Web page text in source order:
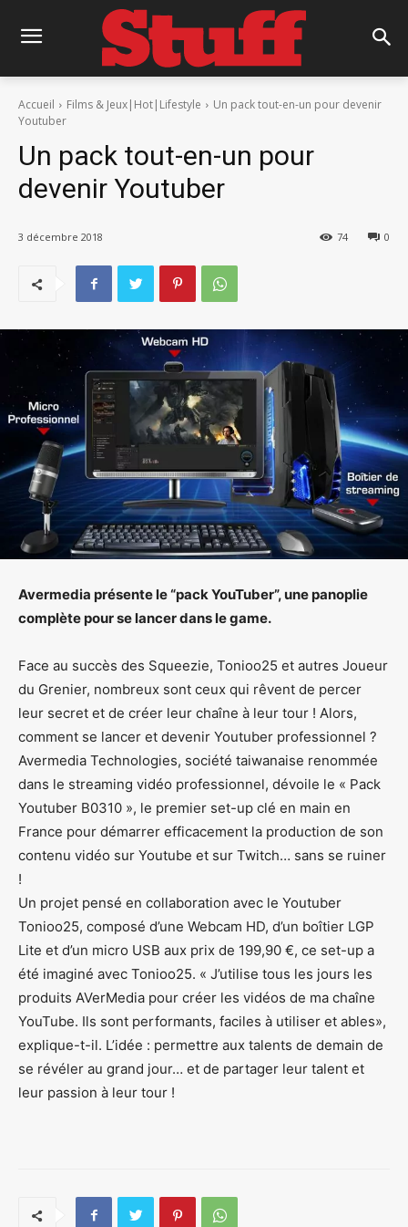
Accueil Films & Jeux|Hot|Lifestyle
Un pack tout-en-un pour devenir
Youtuber
Un pack tout-en-un pour
devenir Youtuber
3 décembre 2018 0
74
Avermedia présente le “pack YouTuber”, une panoplie
complète pour se lancer dans le game.
Face au succès des Squeezie, Tonioo25 et autres Joueur
du Grenier, nombreux sont ceux qui rêvent de percer
leur secret et de créer leur chaîne à leur tour ! Alors,
comment se lancer et devenir Youtuber professionnel ?
Avermedia Technologies, société taiwanaise renommée
dans le streaming vidéo professionnel, dévoile le « Pack
Youtuber B0310 », le premier set-up clé en main en
France pour démarrer efficacement la production de son
contenu vidéo sur Youtube et sur Twitch… sans se ruiner
!
Un projet pensé en collaboration avec le Youtuber
Tonioo25, composé d’une Webcam HD, d’un boîtier LGP
Lite et d’un micro USB aux prix de 199,90 €, ce set-up a
été imaginé avec Tonioo25. « J’utilise tous les jours les
produits AVerMedia pour créer les vidéos de ma chaîne
YouTube. Ils sont performants, faciles à utiliser et ables»,
explique-t-il. L’idée : permettre aux talents de demain de
se révéler au grand jour… et de partager leur talent et
leur passion à leur tour !